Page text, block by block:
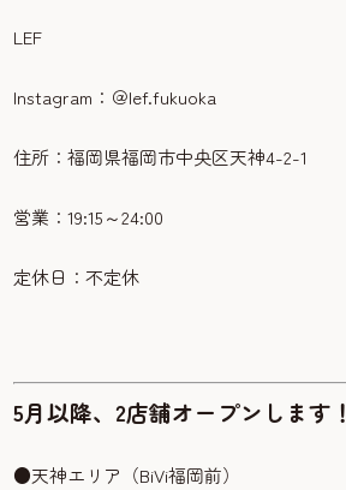
LEF
Instagram：＠lef.fukuoka
住所：福岡県福岡市中央区天神4-2-1
営業：19:15～24:00
定休日：不定休
5月以降、2店舗オープンします！
●天神エリア（BiVi福岡前）